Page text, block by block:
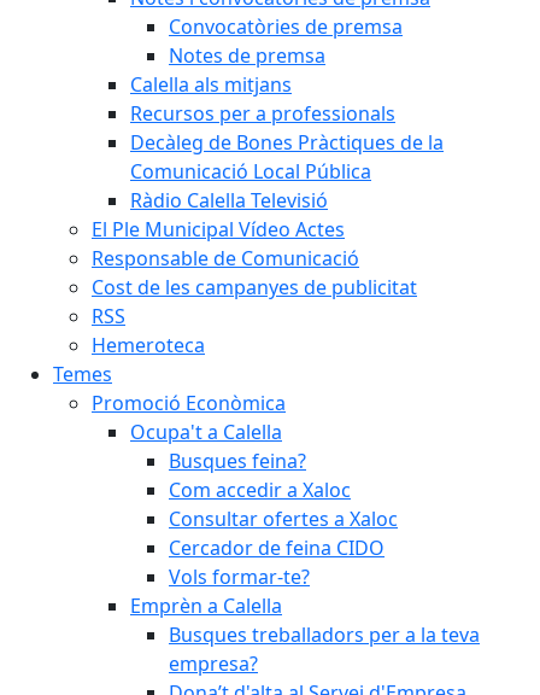
Convocatòries de premsa
Notes de premsa
Calella als mitjans
Recursos per a professionals
Decàleg de Bones Pràctiques de la
Comunicació Local Pública
Ràdio Calella Televisió
El Ple Municipal Vídeo Actes
Responsable de Comunicació
Cost de les campanyes de publicitat
RSS
Hemeroteca
Temes
Promoció Econòmica
Ocupa't a Calella
Busques feina?
Com accedir a Xaloc
Consultar ofertes a Xaloc
Cercador de feina CIDO
Vols formar-te?
Emprèn a Calella
Busques treballadors per a la teva
empresa?